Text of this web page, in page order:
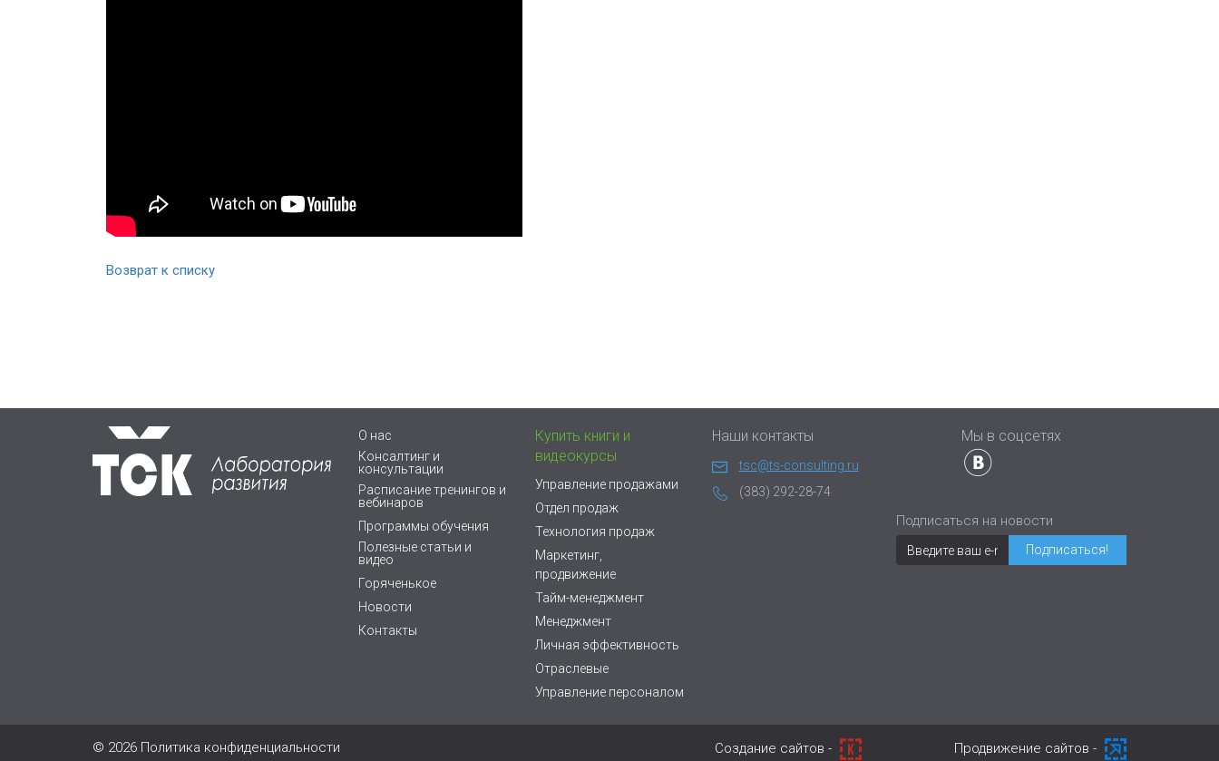
Возврат к списку
О нас
Консалтинг и
консультации
Расписание тренингов и
вебинаров
Программы обучения
Полезные статьи и
видео
Горяченькое
Новости
Контакты
Купить книги и
видеокурсы
Управление продажами
Отдел продаж
Технология продаж
Маркетинг,
продвижение
Тайм-менеджмент
Менеджмент
Личная эффективность
Отраслевые
Управление персоналом
Наши контакты
tsc@ts-consulting.ru
(383) 292-28-74
Мы в соцсетях
Подписаться на новости
© 2026 Политика конфиденциальности Cоздание сайтов - Продвижение сайтов -